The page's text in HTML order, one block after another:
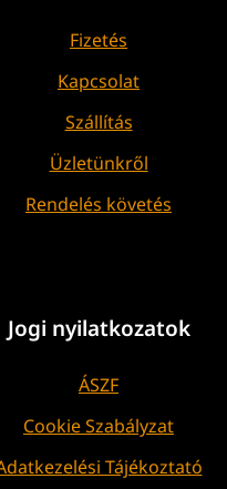
Fizetés
Kapcsolat
Szállítás
Üzletünkről
Rendelés követés
Jogi nyilatkozatok
ÁSZF
Cookie Szabályzat
Tájékoztató